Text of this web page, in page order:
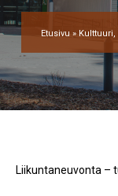
Etusivu »
Liikuntaneuvonta –